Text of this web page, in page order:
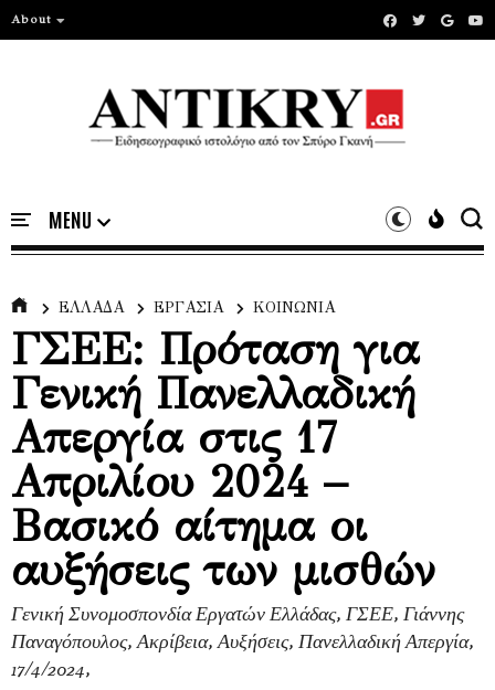
About
ΕΛΛΑΔΑ ΕΡΓΑΣΙΑ ΚΟΙΝΩΝΙΑ
ΓΣΕΕ: Πρόταση για
Γενική Πανελλαδική
Απεργία στις 17
Απριλίου 2024 –
Βασικό αίτημα οι
αυξήσεις των μισθών
Γενική Συνομοσπονδία Εργατών Ελλάδας, ΓΣΕΕ, Γιάννης
Παναγόπουλος, Ακρίβεια, Αυξήσεις, Πανελλαδική Απεργία,
17/4/2024,